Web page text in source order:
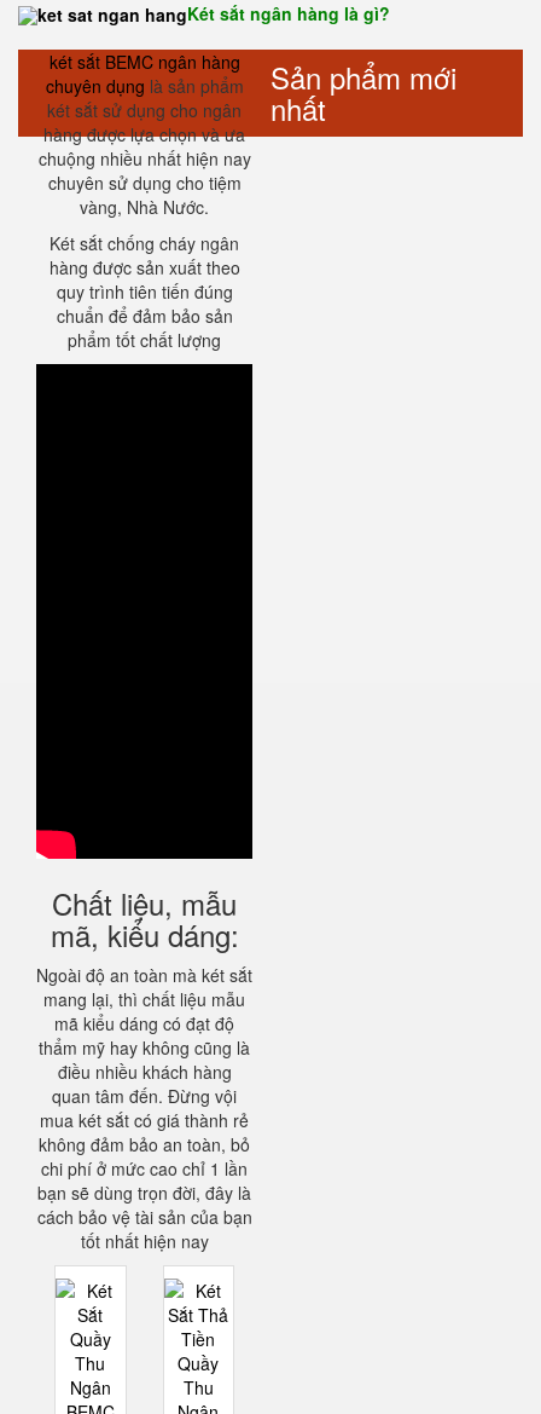
Két sắt ngân hàng là gì?
két sắt BEMC ngân hàng
chuyên dụng là sản phẩm
két sắt sử dụng cho ngân
hàng được lựa chọn và ưa
chuộng nhiều nhất hiện nay
chuyên sử dụng cho tiệm
vàng, Nhà Nước.
Két sắt chống cháy ngân
hàng được sản xuất theo
quy trình tiên tiến đúng
chuẩn để đảm bảo sản
phẩm tốt chất lượng
Chất liệu, mẫu
mã, kiểu dáng:
Ngoài độ an toàn mà két sắt
mang lại, thì chất liệu mẫu
mã kiểu dáng có đạt độ
thẩm mỹ hay không cũng là
điều nhiều khách hàng
quan tâm đến. Đừng vội
mua két sắt có giá thành rẻ
không đảm bảo an toàn, bỏ
chi phí ở mức cao chỉ 1 lần
bạn sẽ dùng trọn đời, đây là
cách bảo vệ tài sản của bạn
tốt nhất hiện nay
Sản phẩm mới
nhất